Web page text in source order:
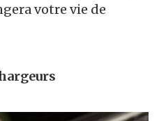
votre vie de